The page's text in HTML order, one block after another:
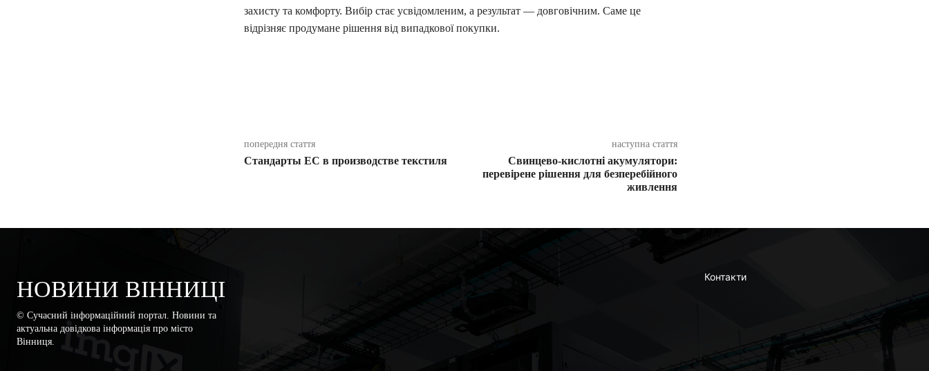
захисту та комфорту. Вибір стає усвідомленим, а результат — довговічним. Саме це
відрізняє продумане рішення від випадкової покупки.
попередня стаття
Стандарты ЕС в производстве текстиля
наступна стаття
Свинцево-кислотні акумулятори:
перевірене рішення для безперебійного
живлення
НОВИНИ ВІННИЦІ
© Сучасний інформаційний портал. Новини та
актуальна довідкова інформація про місто
Вінниця.
Контакти